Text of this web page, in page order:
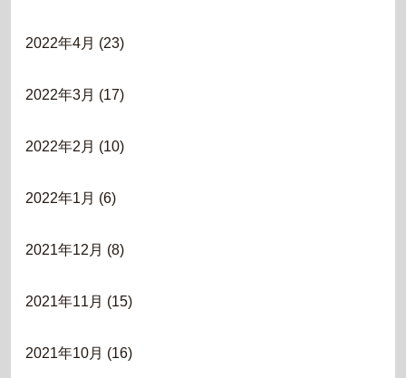
2022年4月 (23)
2022年3月 (17)
2022年2月 (10)
2022年1月 (6)
2021年12月 (8)
2021年11月 (15)
2021年10月 (16)